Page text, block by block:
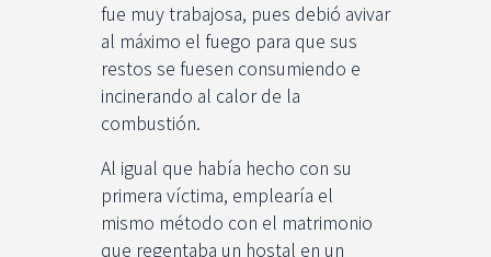
fue muy trabajosa, pues debió avivar
al máximo el fuego para que sus
restos se fuesen consumiendo e
incinerando al calor de la
combustión.
Al igual que había hecho con su
primera víctima, emplearía el
mismo método con el matrimonio
que regentaba un hostal en un